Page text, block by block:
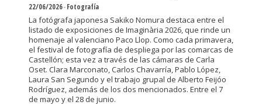
22/06/2026-Fotografía
La fotógrafa japonesa Sakiko Nomura destaca entre el
listado de exposiciones de Imaginària 2026, que rinde un
homenaje al valenciano Paco Llop. Como cada primavera,
el festival de fotografía de despliega por las comarcas de
Castellón; esta vez a través de las cámaras de Carla
Oset. Clara Marconato, Carlos Chavarría, Pablo López,
Laura San Segundo y el trabajo grupal de Alberto Feijóo
Rodríguez, además de los dos mencionados. Entre el 7
de mayo y el 28 de junio.